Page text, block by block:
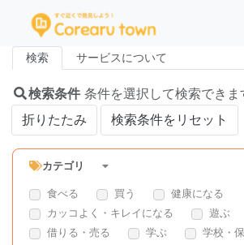
検索 サービスについて
検索条件 条件を選択して検索できま
折りたたみ 検索条件をリセット
カテゴリ
食べる 買う
健康になる
カッコよく・キレイになる
遊ぶ
借りる・売る
学ぶ
学校・